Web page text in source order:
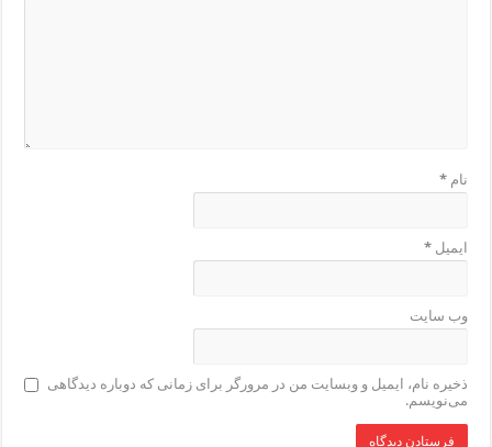
نام*
ایمیل*
وب‌ سایت
ذخیره نام، ایمیل و وبسایت من در مرورگر برای زمانی که دوباره دیدگاهی
می‌نویسم.